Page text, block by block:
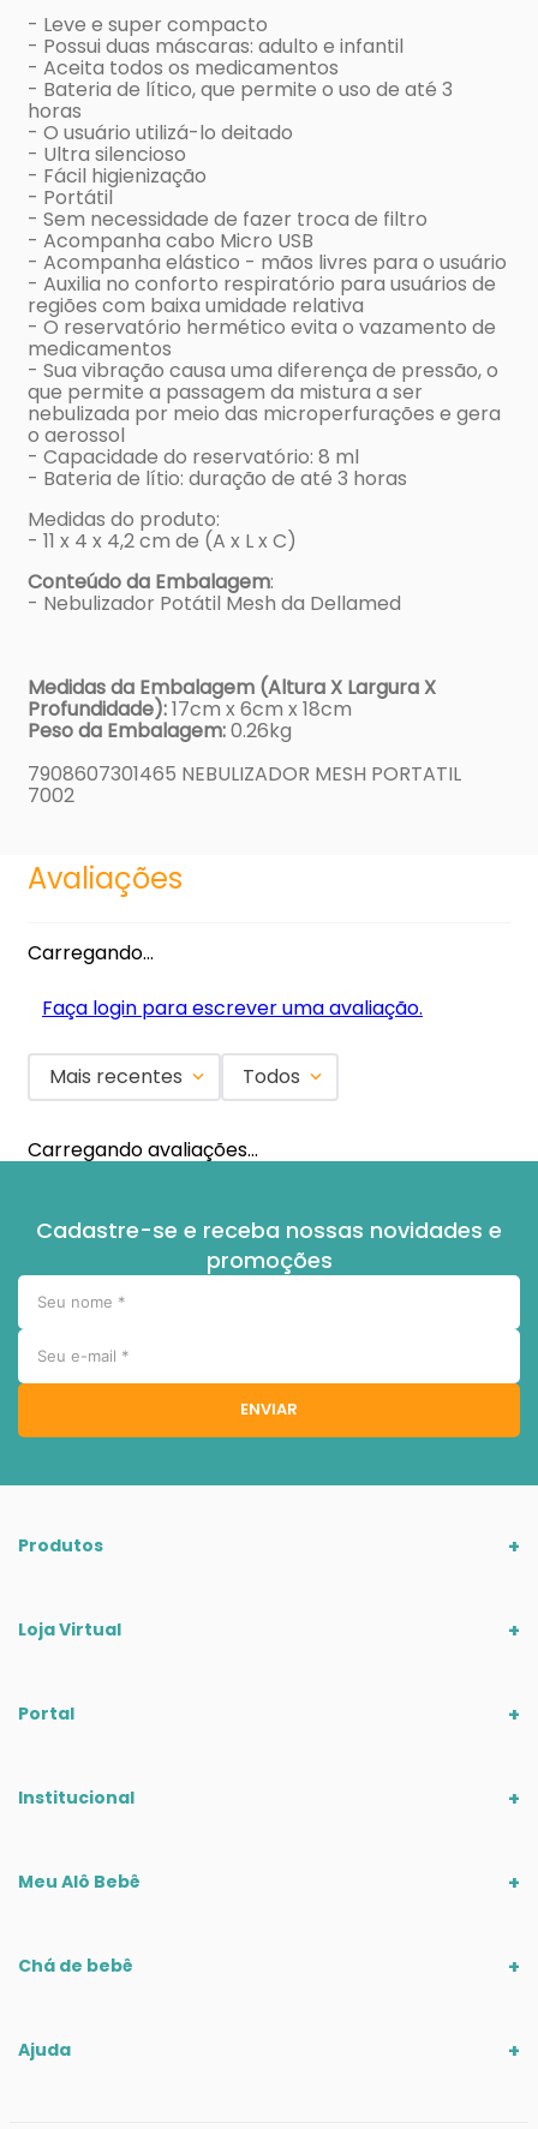
- Leve e super compacto
- Possui duas máscaras: adulto e infantil
- Aceita todos os medicamentos
- Bateria de lítico, que permite o uso de até 3
horas
- O usuário utilizá-lo deitado
- Ultra silencioso
- Fácil higienização
- Portátil
- Sem necessidade de fazer troca de filtro
- Acompanha cabo Micro USB
- Acompanha elástico - mãos livres para o usuário
- Auxilia no conforto respiratório para usuários de
regiões com baixa umidade relativa
- O reservatório hermético evita o vazamento de
medicamentos
- Sua vibração causa uma diferença de pressão, o
que permite a passagem da mistura a ser
nebulizada por meio das microperfurações e gera
o aerossol
- Capacidade do reservatório: 8 ml
- Bateria de lítio: duração de até 3 horas
Medidas do produto:
- 11 x 4 x 4,2 cm de (A x L x C)
Conteúdo da Embalagem:
- Nebulizador Potátil Mesh da Dellamed
Medidas da Embalagem (Altura X Largura X
Profundidade):17cm x 6cm x 18cm
Peso da Embalagem:0.26kg
7908607301465 NEBULIZADOR MESH PORTATIL
7002
Avaliações
Carregando…
Faça login para escrever uma avaliação.
Mais recentes Todos
Carregando avaliações…
Cadastre-se e receba nossas novidades e
promoções
ENVIAR
Produtos
Loja Virtual
Portal
Institucional
Meu Alô Bebê
Chá de bebê
Ajuda